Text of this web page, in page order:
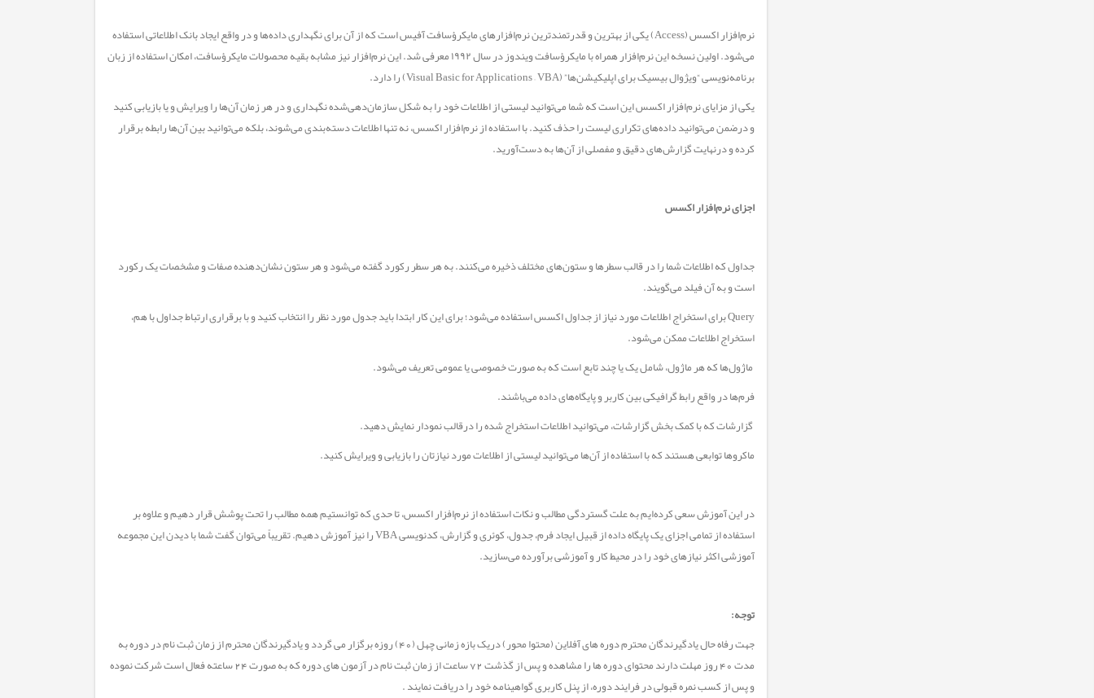
نرم‌افزار اکسس (Access) یکی از بهترین و قدرتمندترین نرم‌افزار‌های مایکرؤسافت آفیس است که از آن برای نگهداری داده‌ها و در واقع ایجاد بانک اطلاعاتی استفاده
می‌شود. اولین نسخه این نرم‌افزار همراه با مایکرؤسافت ویندوز در سال ۱۹۹۲ معرفی شد. این نرم‌افزار نیز مشابه بقیه محصولات مایکرؤسافت، امکان استفاده از زبان
برنامه‌نویسی “ویژوال بیسیک برای اپلیکیشن‌ها” (Visual Basic for Applications – VBA) را دارد.
یکی از مزایای نرم‌افزار اکسس این است که شما می‌توانید لیستی از اطلاعات خود را به شکل سازمان‌دهی‌شده نگهداری و در هر زمان آن‌ها را ویرایش و یا بازیابی کنید
و درضمن می‌توانید داده‌های تکراری لیست را حذف کنید. با استفاده از نرم‌افزار اکسس، نه تنها اطلاعات دسته‌بندی می‌شوند، بلکه می‌توانید بین آن‌ها رابطه برقرار
کرده و درنهایت گزارش‌های دقیق و مفصلی از آن‌ها به دست‌آورید.
اجزای نرم‌افزار اکسس
جداول که اطلاعات شما را در قالب سطر‌ها و ستون‌های مختلف ذخیره می‌کنند. به هر سطر رکورد گفته می‌شود و هر ستون نشان‌دهنده صفات و مشخصات یک رکورد
است و به آن فیلد می‌گویند.
Query برای استخراج اطلاعات مورد نیاز از جداول اکسس استفاده می‌شود؛ برای این کار ابتدا باید جدول مورد نظر را انتخاب کنید و با برقراری ارتباط جداول با هم،
استخراج اطلاعات ممکن می‌شود.
ماژول‌ها که هر ماژول، شامل یک یا چند تابع است که به صورت خصوصی یا عمومی تعریف می‌شود.
فرم‌ها در واقع رابط گرافیکی بین کاربر و پایگاه‌های داده می‌باشند.
گزارشات که با کمک بخش گزارشات، می‌توانید اطلاعات استخراج شده را درقالب نمودار نمایش دهید.
ماکرو‌ها توابعی هستند که با استفاده از آن‌ها می‌توانید لیستی از اطلاعات مورد نیازتان را بازیابی و ویرایش کنید.
در این آموزش سعی کرده‌ایم به علت گستردگی مطالب و نکات استفاده از نرم‌افزار اکسس، تا حدی که توانستیم همه مطالب را تحت پوشش قرار دهیم و علاوه بر
استفاده از تمامی اجزای یک پایگاه داده از قبیل ایجاد فرم، جدول، کوئری و گزارش، کدنویسی VBA را نیز آموزش دهیم. تقریباً می‌توان گفت شما با دیدن این مجموعه
آموزشی اکثر نیاز‌های خود را در محیط کار و آموزشی برآورده می‌سازید.
توجه:
جهت رفاه حال یادگیرندگان محترم دوره های آفلاین (محتوا محور) دریک بازه زمانی چهل (40) روزه برگزار می گردد و یادگیرندگان محترم از زمان ثبت نام در دوره به
مدت 40 روز مهلت دارند محتوای دوره ها را مشاهده و پس از گذشت 72 ساعت از زمان ثبت نام در آزمون های دوره که به صورت 24 ساعته فعال است شرکت نموده
و پس از کسب نمره قبولی در فرایند دوره، از پنل کاربری گواهینامه خود را دریافت نمایند .